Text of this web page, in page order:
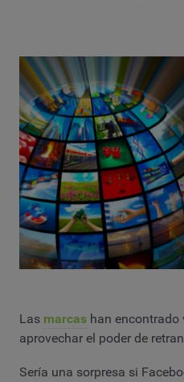
Las marcas han encontrado
aprovechar el poder de
Sería una sorpresa si